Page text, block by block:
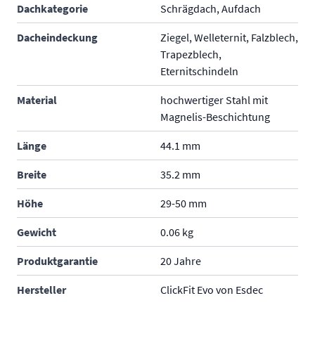
Dachkategorie Schrägdach, Aufdach
Dacheindeckung
Ziegel, Welleternit, Falzblech,
Trapezblech,
Eternitschindeln
Material
hochwertiger Stahl mit
Magnelis-Beschichtung
Länge 44.1 mm
Breite 35.2 mm
Höhe 29-50 mm
Gewicht 0.06 kg
Produktgarantie 20 Jahre
Hersteller ClickFit Evo von Esdec